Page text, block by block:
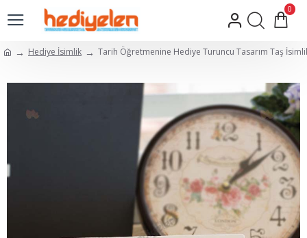
0
Hediye İsimlik Tarih Öğretmenine Hediye Turuncu Tasarım Taş